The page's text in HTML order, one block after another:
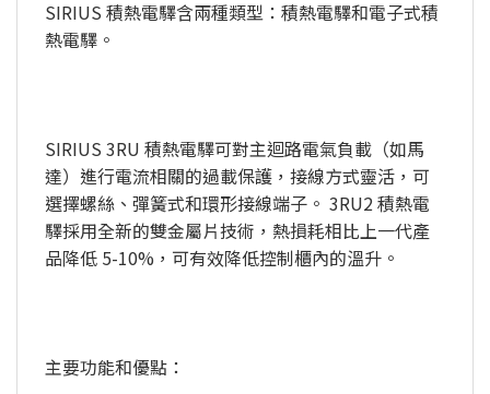
SIRIUS 積熱電驛含兩種類型：積熱電驛和電子式積
熱電驛。
SIRIUS 3RU 積熱電驛可對主迴路電氣負載（如馬
達）進行電流相關的過載保護，接線方式靈活，可
選擇螺絲、彈簧式和環形接線端子。 3RU2 積熱電
驛採用全新的雙金屬片技術，熱損耗相比上一代產
品降低 5-10%，可有效降低控制櫃內的溫升。
主要功能和優點：